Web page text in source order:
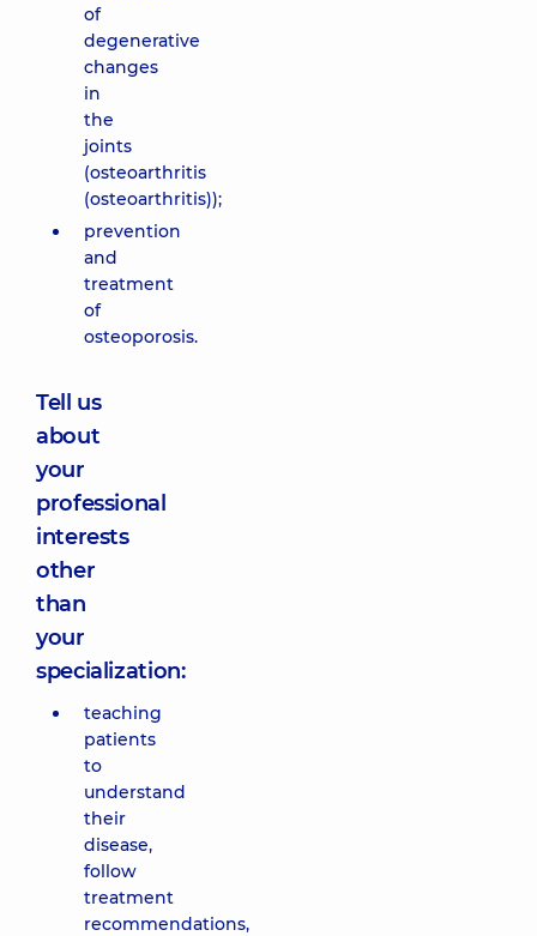
of
degenerative
changes
in
the
joints
(osteoarthritis
(osteoarthritis));
prevention
and
treatment
of
osteoporosis.
Tell us
about
your
professional
interests
other
than
your
specialization:
teaching
patients
to
understand
their
disease,
follow
treatment
recommendations,